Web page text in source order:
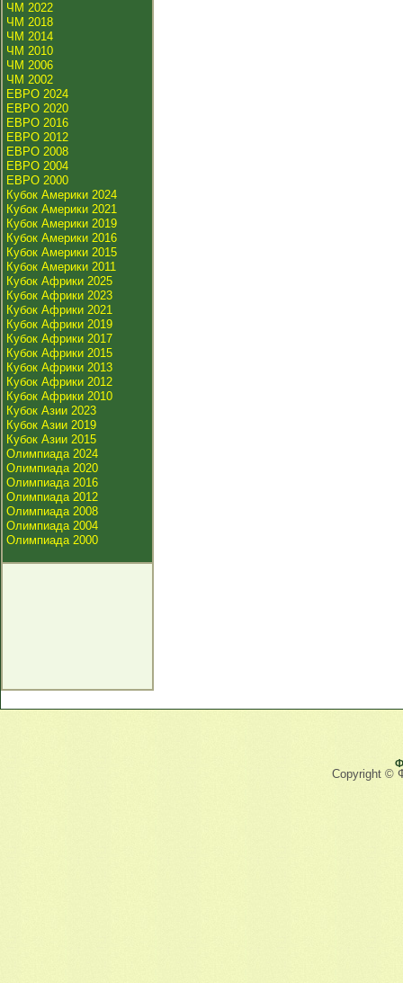
ЧМ 2022
ЧМ 2018
ЧМ 2014
ЧМ 2010
ЧМ 2006
ЧМ 2002
ЕВРО 2024
ЕВРО 2020
ЕВРО 2016
ЕВРО 2012
ЕВРО 2008
ЕВРО 2004
ЕВРО 2000
Кубок Америки 2024
Кубок Америки 2021
Кубок Америки 2019
Кубок Америки 2016
Кубок Америки 2015
Кубок Америки 2011
Кубок Африки 2025
Кубок Африки 2023
Кубок Африки 2021
Кубок Африки 2019
Кубок Африки 2017
Кубок Африки 2015
Кубок Африки 2013
Кубок Африки 2012
Кубок Африки 2010
Кубок Азии 2023
Кубок Азии 2019
Кубок Азии 2015
Олимпиада 2024
Олимпиада 2020
Олимпиада 2016
Олимпиада 2012
Олимпиада 2008
Олимпиада 2004
Олимпиада 2000
Copyright ©